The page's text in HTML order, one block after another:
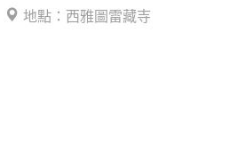
地點：西雅圖雷藏寺